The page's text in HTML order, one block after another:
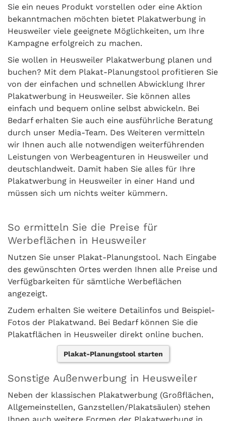
Sie ein neues Produkt vorstellen oder eine Aktion
bekanntmachen möchten bietet Plakatwerbung in
Heusweiler viele geeignete Möglichkeiten, um Ihre
Kampagne erfolgreich zu machen.
Sie wollen in Heusweiler Plakatwerbung planen und
buchen? Mit dem Plakat-Planungstool profitieren Sie
von der einfachen und schnellen Abwicklung Ihrer
Plakatwerbung in Heusweiler. Sie können alles
einfach und bequem online selbst abwickeln. Bei
Bedarf erhalten Sie auch eine ausführliche Beratung
durch unser Media-Team. Des Weiteren vermitteln
wir Ihnen auch alle notwendigen weiterführenden
Leistungen von Werbeagenturen in Heusweiler und
deutschlandweit. Damit haben Sie alles für Ihre
Plakatwerbung in Heusweiler in einer Hand und
müssen sich um nichts weiter kümmern.
So ermitteln Sie die Preise für
Werbeflächen in Heusweiler
Nutzen Sie unser Plakat-Planungstool. Nach Eingabe
des gewünschten Ortes werden Ihnen alle Preise und
Verfügbarkeiten für sämtliche Werbeflächen
angezeigt.
Zudem erhalten Sie weitere Detailinfos und Beispiel-
Fotos der Plakatwand. Bei Bedarf können Sie die
Plakatflächen in Heusweiler direkt online buchen.
Plakat-Planungstool starten
Sonstige Außenwerbung in Heusweiler
Neben der klassischen Plakatwerbung (Großflächen,
Allgemeinstellen, Ganzstellen/Plakatsäulen) stehen